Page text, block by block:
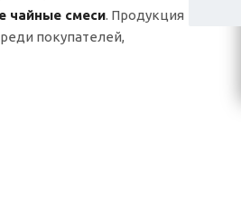
чайные смеси. Продукция
покупателей,